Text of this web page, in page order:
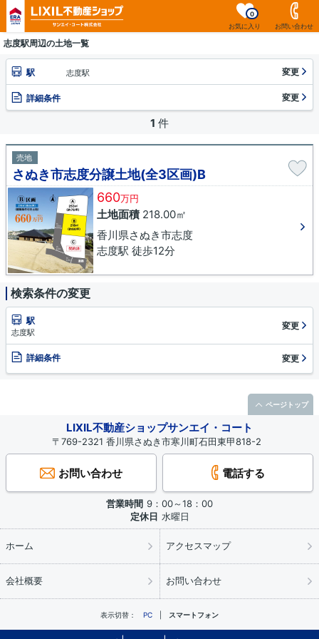
お気に入り
0
お問い合わせ
志度駅周辺の土地一覧
駅 志度駅 変更
詳細条件 変更
1 件
売地
さぬき市志度分譲土地(全3区画)B
660万円
土地面積218.00㎡
香川県さぬき市志度
志度駅 徒歩12分
検索条件の変更
駅
志度駅
変更
詳細条件 変更
LIXIL不動産ショップサンエイ・コート
〒769-2321 香川県さぬき市寒川町石田東甲818-2
お問い合わせ 電話する
営業時間 9：00～18：00
定休日 水曜日
ホーム アクセスマップ
会社概要 お問い合わせ
表示切替： PC スマートフォン
ページトップ